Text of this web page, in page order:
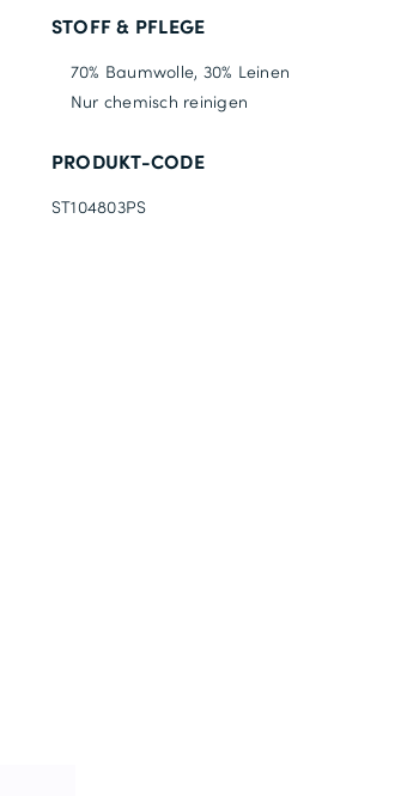
STOFF & PFLEGE
70% Baumwolle, 30% Leinen
Nur chemisch reinigen
PRODUKT-CODE
ST104803PS